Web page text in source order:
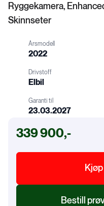
Ryggekamera,
Skinnseter
Årsmodell
2022
Drivstoff
Drivstoff
Elbil
Garanti til
23.03.2027
339 900,-
Bestill